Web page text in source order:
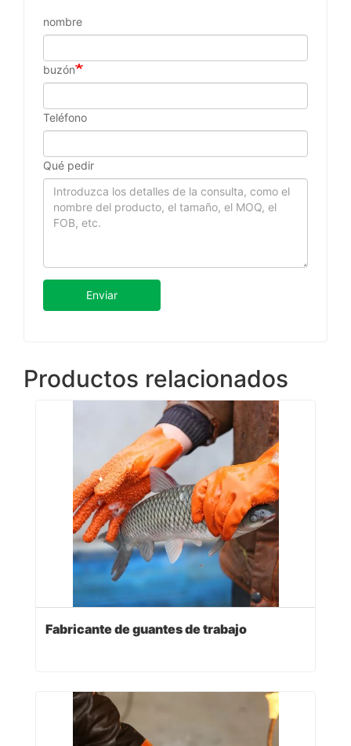
nombre
buzón
Teléfono
Qué pedir
Enviar
Productos relacionados
Fabricante de guantes de trabajo